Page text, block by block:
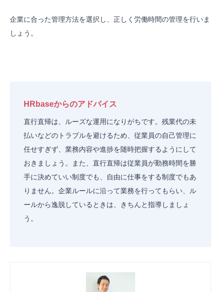
企業に合った管理方法を選択し、正しく労働時間の管理を行いま
しょう。
HRbaseからのアドバイス
直行直帰は、ルーズな運用になりがちです。残業代の未
払いなどのトラブルを避けるため、従業員の自己管理に
任せすぎず、業務内容や進捗を随時把握するようにして
おきましょう。また、直行直帰は従業員が勤務時間を勝
手に決めていい制度でも、自由に仕事をする制度でもあ
りません。企業ルールに沿って業務を行ってもらい、ル
ールから逸脱しているときは、きちんと指導しましょ
う。